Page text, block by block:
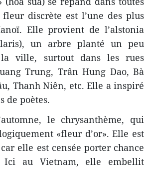
fleur discrète est l’une des plus
Elle provient de l’alstonia
un arbre planté un peu
ville, surtout dans les rues
Trung, Trân Hung Dao, Bà
Thanh Niên, etc. Elle a inspiré
de poètes.
le chrysanthème, qui
«fleur d’or». Elle est
elle est censée porter chance
Ici au Vietnam, elle embellit